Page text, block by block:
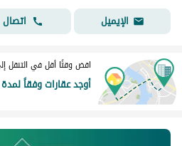
الإيميل
اتصال
اقض وقتًا أقل في التنقل
أوجد عقارات وفقاً لمدة